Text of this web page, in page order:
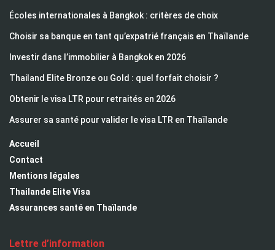
Écoles internationales à Bangkok : critères de choix
Choisir sa banque en tant qu’expatrié français en Thaïlande
Investir dans l’immobilier à Bangkok en 2026
Thailand Elite Bronze ou Gold : quel forfait choisir ?
Obtenir le visa LTR pour retraités en 2026
Assurer sa santé pour valider le visa LTR en Thaïlande
Accueil
Contact
Mentions légales
Thailande Elite Visa
Assurances santé en Thaïlande
Lettre d’information